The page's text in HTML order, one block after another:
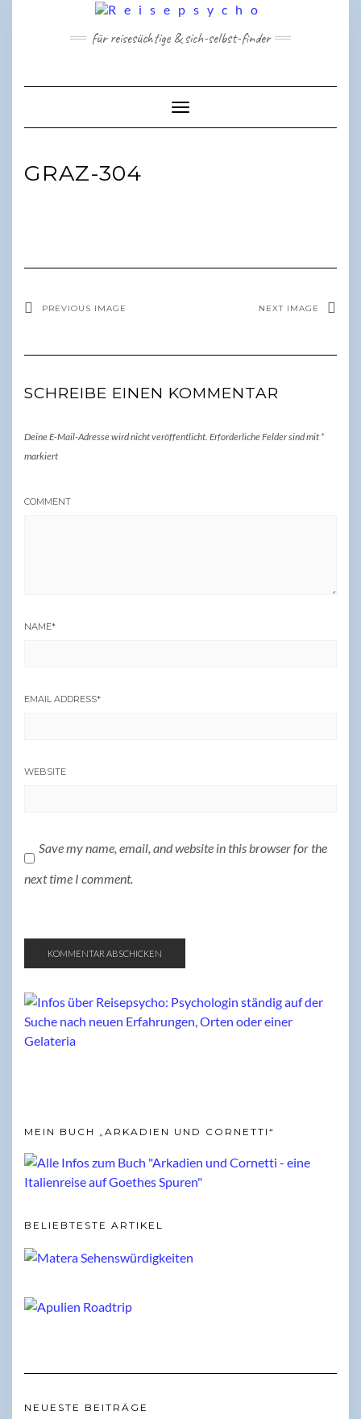
für reisesüchtige & sich-selbst-finder
Toggle Navigation
GRAZ-304
PREVIOUS IMAGE NEXT IMAGE
SCHREIBE EINEN KOMMENTAR
Deine E-Mail-Adresse wird nicht veröffentlicht. Erforderliche Felder sind mit *
markiert
COMMENT
NAME*
EMAIL ADDRESS*
WEBSITE
Save my name, email, and website in this browser for the
next time I comment.
MEIN BUCH „ARKADIEN UND CORNETTI“
BELIEBTESTE ARTIKEL
NEUESTE BEITRÄGE